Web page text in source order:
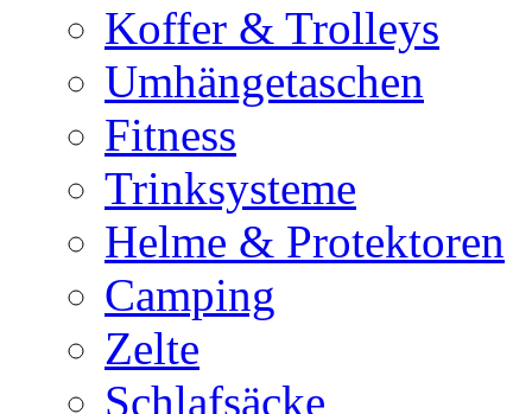
Koffer & Trolleys
Umhängetaschen
Fitness
Trinksysteme
Helme & Protektoren
Camping
Zelte
Schlafsäcke